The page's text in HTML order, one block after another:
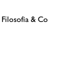
Filosofía & Co